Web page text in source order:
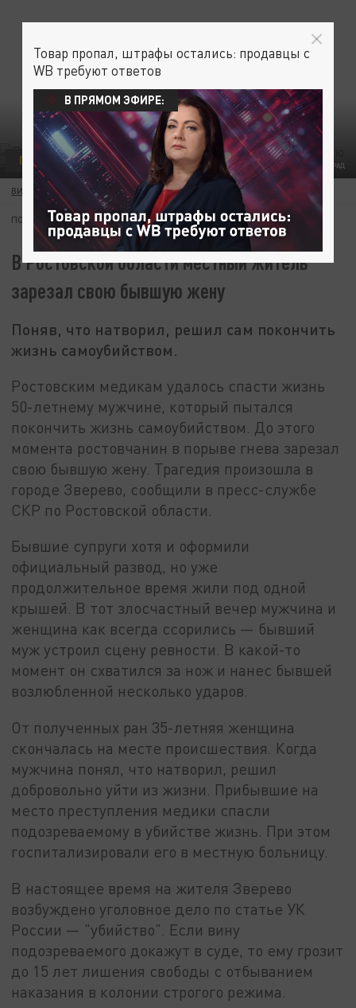
ФОТО: ВИКТОР ЗАГВОЗДИН/ЦАРЬГРАД
ПРОИСШЕСТВИЯ
ВИКТОР ЗАГВОЗДИН 15 ФЕВРАЛЯ 06:33
ПОДПИШИТЕСЬ:
В Ростовской области местный житель
зарезал свою бывшую жену
Поняв, что натворил, решил сам покончить
жизнь самоубийством.
Ростовским медикам удалось спасти жизнь
50-летнему мужчине, который пытался
покончить жизнь самоубийством. До этого
момента ростовчанин в порыве гнева зарезал
свою бывшую жену. Трагедия произошла в
городе Зверево, сообщили в пресс-службе
СКР по Ростовской области.
Бывшие супруги хотя и оформили
официальный развод, но уже
продолжительное время жили под одной
крышей. В тот злосчастный вечер мужчина и
женщина как всегда ссорились — бывший
муж устроил сцену ревности. В какой-то
момент он схватился за нож и нанес бывшей
возлюбленной несколько ударов.
От полученных ран 35-летняя женщина
скончалась на месте происшествия. Когда
мужчина понял, что натворил, решил
добровольно уйти из жизни. Прибывшие на
место преступления медики спасли
подозреваемому в убийстве жизнь. При этом
госпитализировали его в местную больницу.
В настоящее время на жителя Зверево
возбуждено уголовное дело по статье УК
России — "убийство". Если вину
подозреваемого докажут в суде, то ему грозит
до 15 лет лишения свободы с отбыванием
наказания в колонии строгого режима.
Товар пропал, штрафы остались: продавцы с
WB требуют ответов
В ПРЯМОМ ЭФИРЕ: